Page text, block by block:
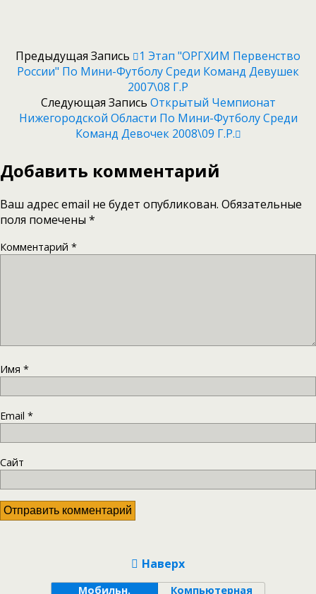
Предыдущая Запись
1 Этап "ОРГХИМ Первенство
России" По Мини-Футболу Среди Команд Девушек
2007\08 Г.р
Следующая Запись Открытый Чемпионат
Нижегородской Области По Мини-Футболу Среди
Команд Девочек 2008\09 Г.р.
Добавить комментарий
Ваш адрес email не будет опубликован. Обязательные
поля помечены *
Комментарий *
Имя *
Email *
Сайт
Наверх
Мобильн. Компьютерная